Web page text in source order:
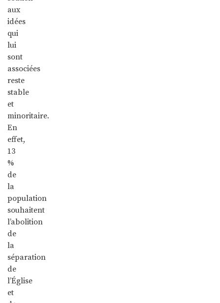
aux
idées
qui
lui
sont
associées
reste
stable
et
minoritaire.
En
effet,
13
%
de
la
population
souhaitent
l’abolition
de
la
séparation
de
l’Église
et